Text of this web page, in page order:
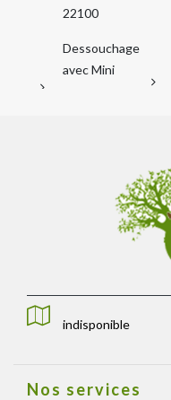
22100
Dessouchage
avec Mini
indisponible
Nos services